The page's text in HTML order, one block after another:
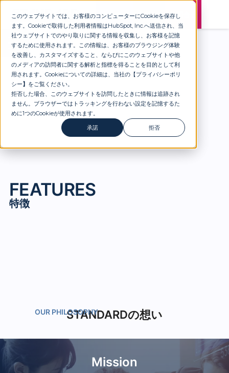
このウェブサイトでは、お客様のコンピューターにCookieを保存し
ます。Cookieで取得した利用者情報はHubSpot, Inc.へ送信され、当
社ウェブサイトでのやり取りに関する情報を収集し、お客様を記憶
するために使用されます。この情報は、お客様のブラウジング体験
を改善し、カスタマイズすること、ならびにこのウェブサイトや他
のメディアの訪問者に関する解析と指標を得ることを目的として利
用されます。Cookieについての詳細は、当社の【プライバシーポリ
シー】 をご覧ください。
拒否した場合、このウェブサイトを訪問したときに情報は追跡され
ません。ブラウザーではトラッキングを行わない設定を記憶するた
めに1つのCookieが使用されます。
承諾
拒否
セミナー 資料DL お問合せ
特徴
特徴
STANDARDの想い
Mission